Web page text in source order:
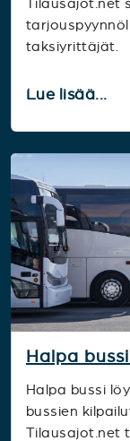
Tilausajot.net
taksiyrittäjät.
Lue lisää...
Halpa
Halpa bussi
bussien
Tilausajot.net